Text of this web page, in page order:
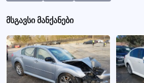
მსგავსი მანქანები